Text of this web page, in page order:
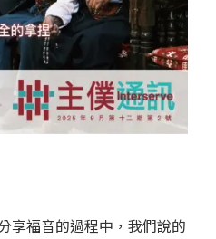
享福音的過程中，我們說的